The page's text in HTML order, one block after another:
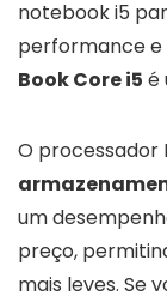
notebook i5
performance e
Book Core i5 é
O processador
um
preço,
mais leves. Se